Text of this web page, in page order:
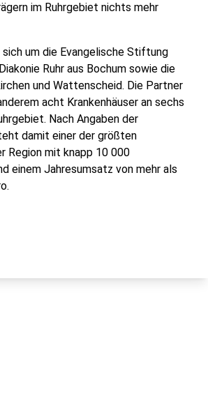
im Ruhrgebiet nichts mehr
um die Evangelische Stiftung
Ruhr aus Bochum sowie die
und Wattenscheid. Die Partner
acht Krankenhäuser an sechs
Nach Angaben der
damit einer der größten
Region mit knapp 10 000
einem Jahresumsatz von mehr als